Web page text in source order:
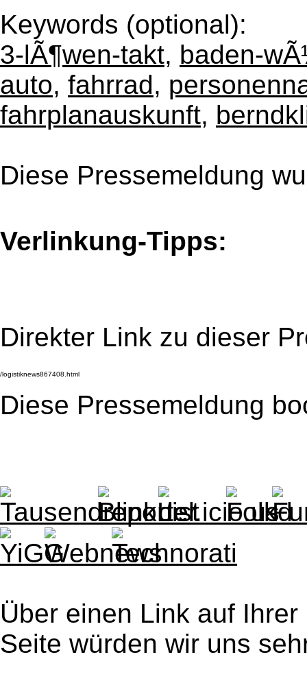
Keywords (optional):
3-lÃ¶wen-takt, baden-
auto, fahrrad,
fahrplanauskunft,
Diese Pressemeldung
Verlinkung-Tipps:
Direkter Link zu dieser
Diese Pressemeldung
Über einen Link auf
Seite würden wir uns